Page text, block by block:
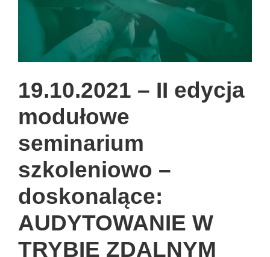
19.10.2021 – II edycja
modułowe
seminarium
szkoleniowo –
doskonalące:
AUDYTOWANIE W
TRYBIE ZDALNYM